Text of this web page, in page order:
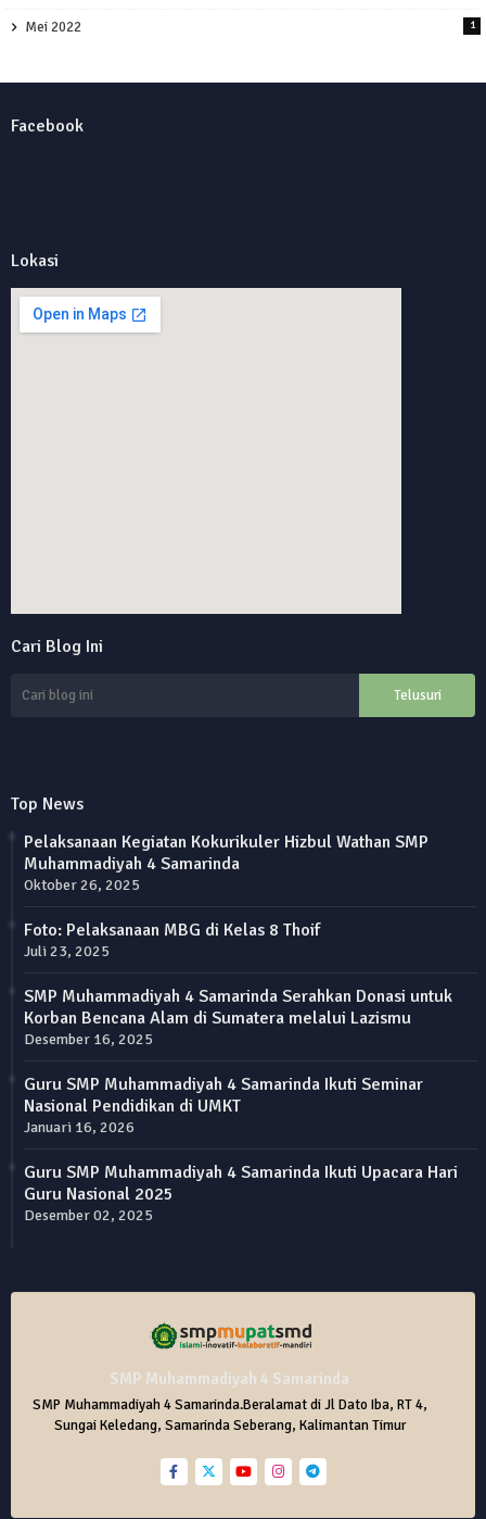
Mei 2022 1
Facebook
Lokasi
custom google maps embed
Cari Blog Ini
Top News
Pelaksanaan Kegiatan Kokurikuler Hizbul Wathan SMP
Muhammadiyah 4 Samarinda
Oktober 26, 2025
Foto: Pelaksanaan MBG di Kelas 8 Thoif
Juli 23, 2025
SMP Muhammadiyah 4 Samarinda Serahkan Donasi untuk
Korban Bencana Alam di Sumatera melalui Lazismu
Desember 16, 2025
Guru SMP Muhammadiyah 4 Samarinda Ikuti Seminar
Nasional Pendidikan di UMKT
Januari 16, 2026
Guru SMP Muhammadiyah 4 Samarinda Ikuti Upacara Hari
Guru Nasional 2025
Desember 02, 2025
SMP Muhammadiyah 4 Samarinda
SMP Muhammadiyah 4 Samarinda.Beralamat di Jl Dato Iba, RT 4,
Sungai Keledang, Samarinda Seberang, Kalimantan Timur